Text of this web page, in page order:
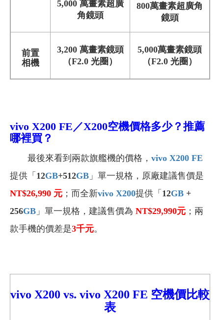
5,000 萬畫素超廣
角鏡頭
800萬畫素超廣角
鏡頭
前置
相機
3,200 萬畫素鏡頭
（F2.0 光圈）
5,000萬畫素鏡頭
（F2.0 光圈）
vivo X200 FE ／X200空機價格多少？推薦
哪裡買？
最後來看到兩款旗艦機的價格， vivo X200 FE
提供「 12GB+512GB 」單一規格，原廠建議售價是
NT$26,990 元 ；而全新vivo X200提供「 12GB +
256GB 」單一規格，建議售價為 NT$29,990元 ；兩
款手機的價差是3千元。
vivo X200 vs. vivo X200 FE 空機價比較
表